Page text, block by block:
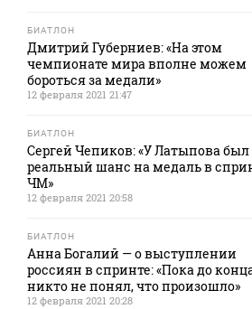
БИАТЛОН
Дмитрий Губерниев: «На этом
чемпионате мира вполне можем
бороться за медали»
12 февраля 2021 21:47
БИАТЛОН
Сергей Чепиков: «У Латыпова был
реальный шанс на медаль в
ЧМ»
12 февраля 2021 20:58
БИАТЛОН
Анна Богалий — о выступлении
россиян в спринте: «Пока до
никто не понял, что произошло»
12 февраля 2021 20:28